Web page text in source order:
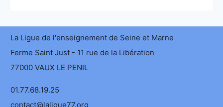
La Ligue de l'enseignement de Seine et Marne
Ferme Saint Just - 11 rue de la Libération
77000 VAUX LE PENIL
01.77.68.19.25
contact@laligue77.org